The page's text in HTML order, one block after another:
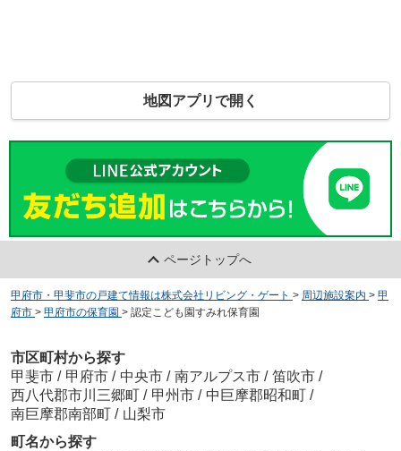
地図アプリで開く
ページトップへ
甲府市・甲斐市の戸建て情報は株式会社リビング・ゲート > 周辺施設案内 > 甲
府市 > 甲府市の保育園 > 認定こども園すみれ保育園
市区町村から探す
甲斐市 / 甲府市 / 中央市 / 南アルプス市 / 笛吹市 /
西八代郡市川三郷町 / 甲州市 / 中巨摩郡昭和町 /
南巨摩郡南部町 / 山梨市
町名から探す